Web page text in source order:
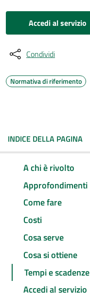
Accedi al servizio
Condividi
Normativa di riferimento
INDICE DELLA PAGINA
A chi è rivolto
Approfondimenti
Come fare
Costi
Cosa serve
Cosa si ottiene
Tempi e scadenze
Accedi al servizio